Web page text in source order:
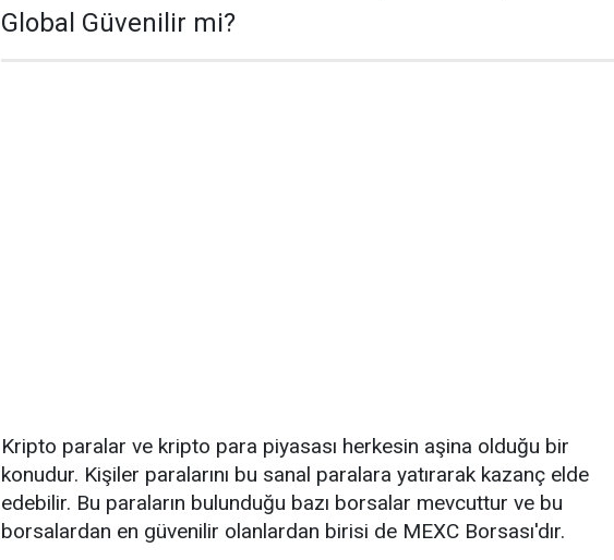
Global Güvenilir mi?
Kripto paralar ve kripto para piyasası herkesin aşina olduğu bir
konudur. Kişiler paralarını bu sanal paralara yatırarak kazanç elde
edebilir. Bu paraların bulunduğu bazı borsalar mevcuttur ve bu
borsalardan en güvenilir olanlardan birisi de MEXC Borsası'dır.